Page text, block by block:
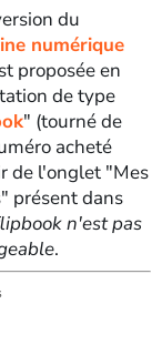
du
numérique
proposée en
de type
" (tourné de
acheté
de l'onglet "Mes
présent dans
n'est pas
.